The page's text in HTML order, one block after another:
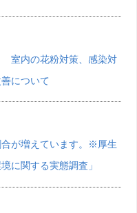
室内の花粉対策、感染対
について
が増えています。※厚生
に関する実態調査」